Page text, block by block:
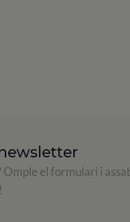
el formulari i